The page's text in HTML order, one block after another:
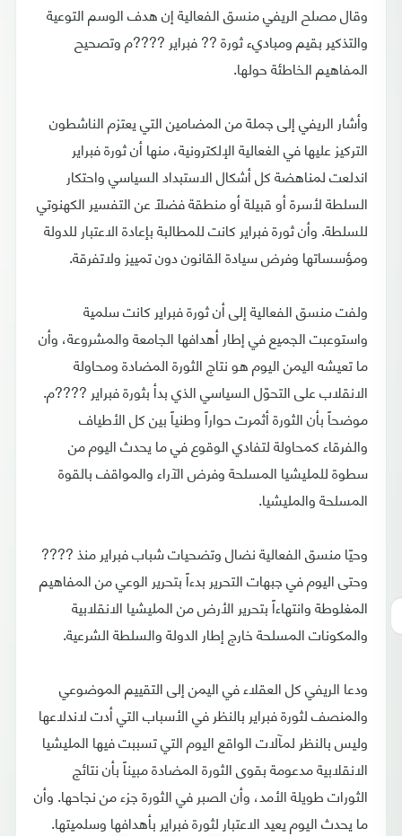
وقال مصلح الريفي منسق الفعالية إن هدف الوسم التوعية
والتذكير بقيم ومباديء ثورة ?? فبراير ????م وتصحيح
المفاهيم الخاطئة حولها.
وأشار الريفي إلى جملة من المضامين التي يعتزم الناشطون
التركيز عليها في الغعالية الإلكترونية، منها أن ثورة فبراير
اندلعت لمناهضة كل أشكال الاستبداد السياسي واحتكار
السلطة لأسرة أو قبيلة أو منطقة فضلاً عن التفسير الكهنوتي
للسلطة. وأن ثورة فبراير كانت للمطالبة بإعادة الاعتبار للدولة
ومؤسساتها وفرض سيادة القانون دون تمييز ولاتفرقة.
ولفت منسق الفعالية إلى أن ثورة فبراير كانت سلمية
واستوعبت الجميع في إطار أهدافها الجامعة والمشروعة، وأن
ما تعيشه اليمن اليوم هو نتاج الثورة المضادة ومحاولة
الانقلاب على التحوّل السياسي الذي بدأ بثورة فبراير ????م.
موضحاً بأن الثورة أثمرت حواراً وطنياً بين كل الأطياف
والفرقاء كمحاولة لتفادي الوقوع في ما يحدث اليوم من
سطوة للمليشيا المسلحة وفرض الآراء والمواقف بالقوة
المسلحة والمليشيا.
وحيّا منسق الفعالية نضال وتضحيات شباب فبراير منذ ????
وحتى اليوم في جبهات التحرير بدءاً بتحرير الوعي من المفاهيم
المغلوطة وانتهاءاً بتحرير الأرض من المليشيا الانقلابية
والمكونات المسلحة خارج إطار الدولة والسلطة الشرعية.
ودعا الريفي كل العقلاء في اليمن إلى التقييم الموضوعي
والمنصف لثورة فبراير بالنظر في الأسباب التي أدت لاندلاعها
وليس بالنظر لمآلات الواقع اليوم التي تسببت فيها المليشيا
الانقلابية مدعومة بقوى الثورة المضادة مبيناً بأن نتائج
الثورات طويلة الأمد، وأن الصبر في الثورة جزء من نجاحها. وأن
ما يحدث اليوم يعيد الاعتبار لثورة فبراير بأهدافها وسلميتها.